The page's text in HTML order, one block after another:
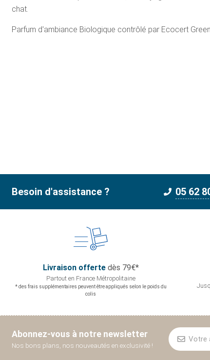
chat.
Parfum d'ambiance Biologique contrôlé par Ecocert
Besoin d'assistance ? 05 62
Livraison offertedès 79€*
Partout en France Métropolitaine
* des frais supplémentaires peuvent être appliqués selon le poids du
colis
Abonnez-vous à notre newsletter
Nos bons plans, nos nouveautés en exclusivité !